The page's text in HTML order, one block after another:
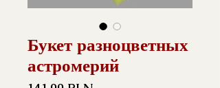
Букет разноцветных
астромерий